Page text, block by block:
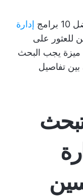
إدارة
للعثور على
ميزة يجب البحث
بين تفاصيل